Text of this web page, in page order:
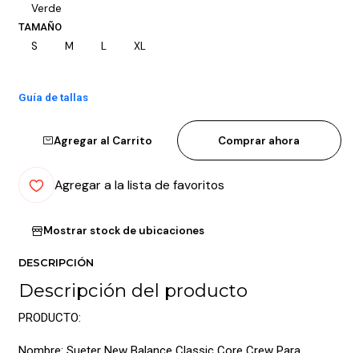
Verde
TAMAÑO
S M L XL
Guía de tallas
Agregar al Carrito Comprar ahora
Agregar a la lista de favoritos
Mostrar stock de ubicaciones
DESCRIPCIÓN
Descripción del producto
PRODUCTO: